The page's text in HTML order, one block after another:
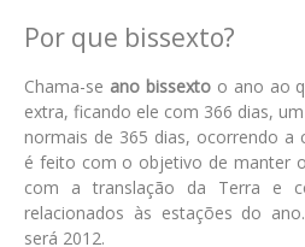
Por que bissexto?
Chama-se ano bissextoo ano ao
extra, ficando ele com 366 dias,
normais de 365 dias, ocorrendo a
é feito com o objetivo de manter
com a translação da Terra e
relacionados às estações do
será 2012.